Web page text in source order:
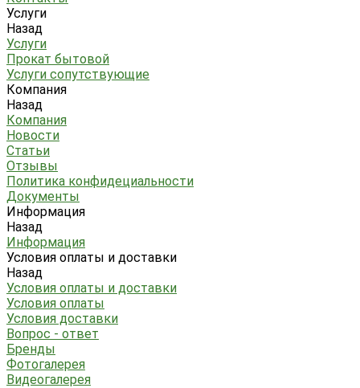
Услуги
Назад
Услуги
Прокат бытовой
Услуги сопутствующие
Компания
Назад
Компания
Новости
Статьи
Отзывы
Политика конфидециальности
Документы
Информация
Назад
Информация
Условия оплаты и доставки
Назад
Условия оплаты и доставки
Условия оплаты
Условия доставки
Вопрос - ответ
Бренды
Фотогалерея
Видеогалерея